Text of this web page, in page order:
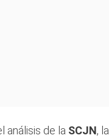
análisis de la SCJN, la